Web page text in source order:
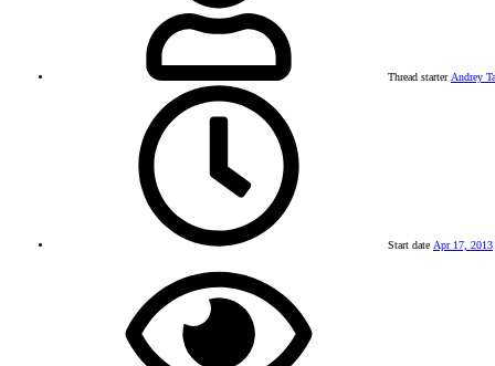
Thread starter Andrey
Start date Apr 17, 2013